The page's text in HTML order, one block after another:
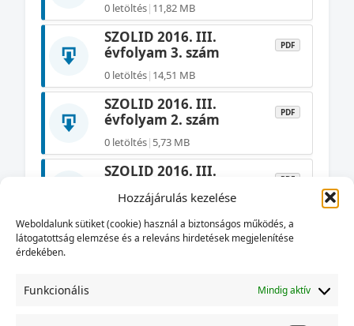
Hozzájárulás kezelése
Weboldalunk sütiket (cookie) használ a biztonságos működés, a
látogatottság elemzése és a releváns hirdetések megjelenítése
érdekében.
Funkcionális Mindig aktív
0 letöltés| 11,82 MB
SZOLID 2016. III.
évfolyam 3. szám
PDF
0 letöltés| 14,51 MB
SZOLID 2016. III.
évfolyam 2. szám
PDF
0 letöltés| 5,73 MB
SZOLID 2016. III.
PDF
|10,37 MB
SZOLID 2015. II.